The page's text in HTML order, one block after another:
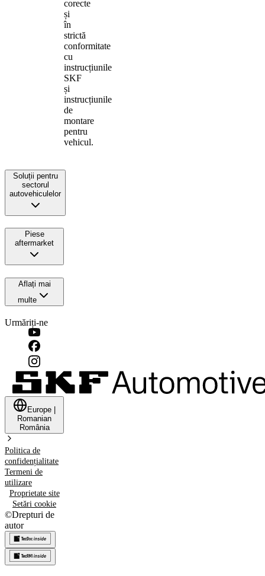
corecte
și
în
strictă
conformitate
cu
instrucțiunile
SKF
și
instrucțiunile
de
montare
pentru
vehicul.
Soluții pentru
sectorul
autovehiculelor
Piese
aftermarket
Aflați mai
multe
Urmăriți-ne
Europe
Romanian
România
Politica de
confidențialitate
Termeni de
utilizare
Proprietate site
Setări cookie
©Drepturi de
autor